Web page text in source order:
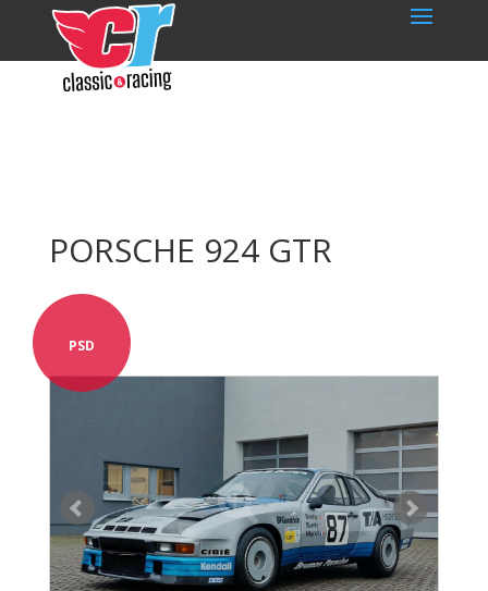
PORSCHE 924 GTR
PSD